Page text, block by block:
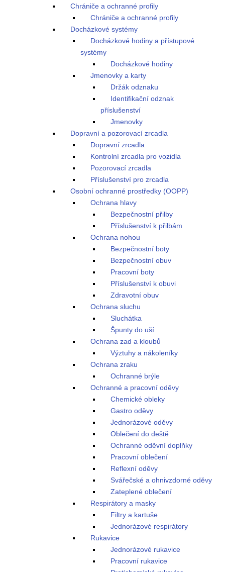
Chrániče a ochranné profily
Chrániče a ochranné profily
Docházkové systémy
Docházkové hodiny a přístupové
systémy
Docházkové hodiny
Jmenovky a karty
Držák odznaku
Identifikační odznak
příslušenství
Jmenovky
Dopravní a pozorovací zrcadla
Dopravní zrcadla
Kontrolní zrcadla pro vozidla
Pozorovací zrcadla
Příslušenství pro zrcadla
Osobní ochranné prostředky (OOPP)
Ochrana hlavy
Bezpečnostní přilby
Příslušenství k přilbám
Ochrana nohou
Bezpečnostní boty
Bezpečnostní obuv
Pracovní boty
Příslušenství k obuvi
Zdravotní obuv
Ochrana sluchu
Sluchátka
Špunty do uší
Ochrana zad a kloubů
Výztuhy a nákoleníky
Ochrana zraku
Ochranné brýle
Ochranné a pracovní oděvy
Chemické obleky
Gastro oděvy
Jednorázové oděvy
Oblečení do deště
Ochranné oděvní doplňky
Pracovní oblečení
Reflexní oděvy
Svářečské a ohnivzdorné oděvy
Zateplené oblečení
Respirátory a masky
Filtry a kartuše
Jednorázové respirátory
Rukavice
Jednorázové rukavice
Pracovní rukavice